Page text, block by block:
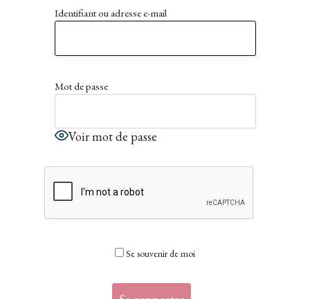
Identifiant ou adresse e-mail
Mot de passe
Voir mot de passe
Se souvenir de moi